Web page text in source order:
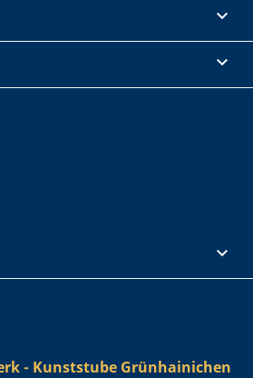



- Kunststube Grünhainichen